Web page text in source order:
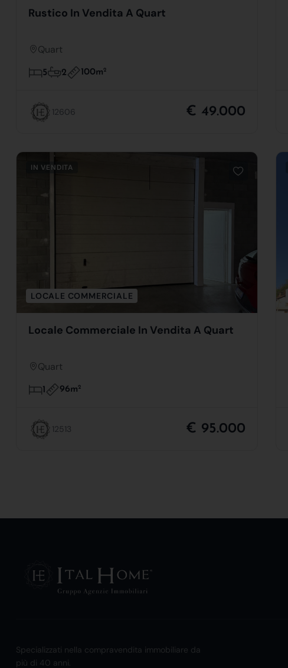
Rustico In Vendita A Quart
Quart
5 2 100m2
12606 € 49.000
IN VENDITA
LOCALE COMMERCIALE
Locale Commerciale In Vendita A Quart
Quart
1 96m2
12513 € 95.000
Specializzati nella compravendita immobiliare da
più di 40 anni.